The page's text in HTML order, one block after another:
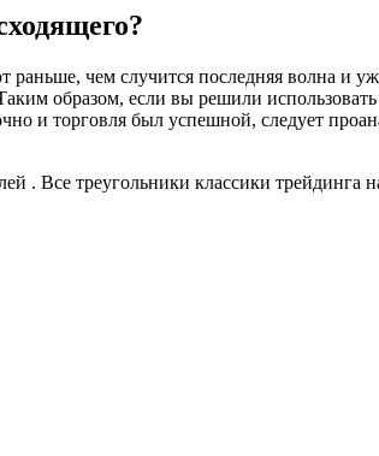
чем случится последняя волна и
образом, если вы решили
и торговля был успешной, следует
. Все треугольники классики